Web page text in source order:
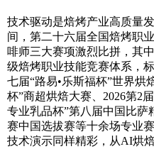
技术驱动是焙烤产业高质量
间，第二十六届全国焙烤职
啡师三大赛项激烈比拼，其
级焙烤职业技能竞赛体系，
七届“路易•乐斯福杯”世界烘
杯”商超烘焙大赛、2026第2
专业乳品杯”第八届中国比萨
赛中国选拔赛等十余场专业
技术演示同样精彩，从AI烘